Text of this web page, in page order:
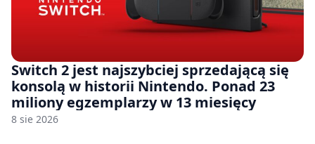
Switch 2 jest najszybciej sprzedającą się
konsolą w historii Nintendo. Ponad 23
miliony egzemplarzy w 13 miesięcy
8 sie 2026